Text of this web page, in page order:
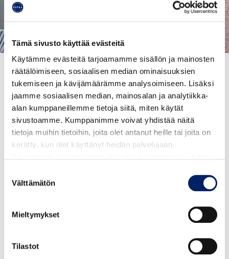
Tämä sivusto käyttää evästeitä
Käytämme evästeitä tarjoamamme sisällön ja mainosten
räätälöimiseen, sosiaalisen median ominaisuuksien
tukemiseen ja kävijämäärämme analysoimiseen. Lisäksi
jaamme sosiaalisen median, mainosalan ja analytiikka-
alan kumppaneillemme tietoja siitä, miten käytät
sivustoamme. Kumppanimme voivat yhdistää näitä
tietoja muihin tietoihin, joita olet antanut heille tai joita on
kerätty, kun olet käyttänyt heidän palvelujaan.
valinta
Välttämätön
Mieltymykset
Tilastot
Etusivu/Liput ja hinnat/Myyntipisteet
MYYNTIPISTEET
Waltti-palvelupisteet
KOTKA
Palvelupiste Ruori (myös muut asiakaspalveluasiat)
Puh. 05 234 33
HAMINA
Raatihuoneentori 1